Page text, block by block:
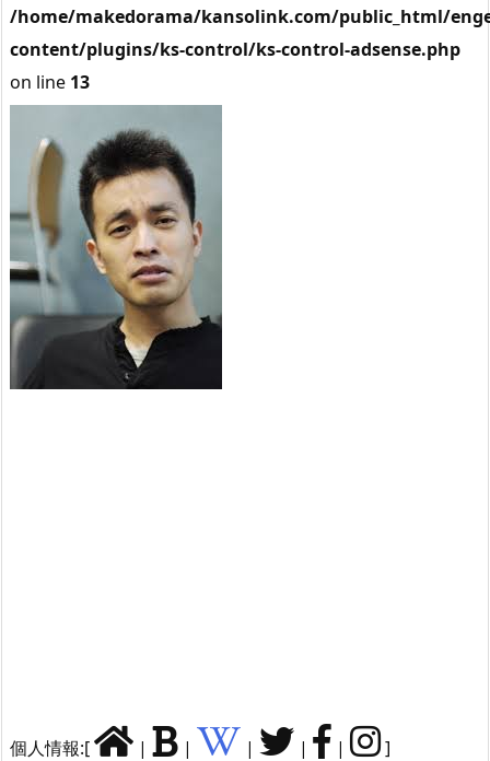
/home/makedorama/kansolink.com/public_html/
content/plugins/ks-control/ks-control-adsense.php
on line 13
個人情報:[ | | | | | ]